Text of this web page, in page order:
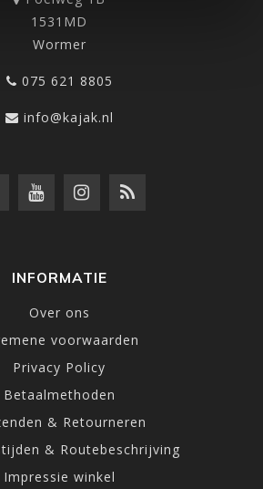
1531MD
Wormer
075 621 8805
info@kajak.nl
INFORMATIE
Over ons
voorwaarden
Privacy Policy
Betaalmethoden
& Retourneren
& Routebeschrijving
Impressie winkel